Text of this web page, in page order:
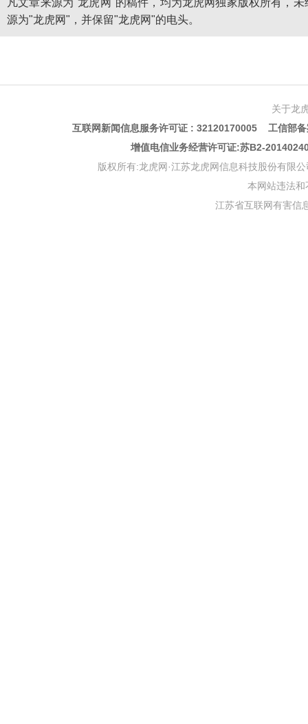
凡文章来源为"龙虎网"的稿件，均为龙虎网独家版权所有，
源为"龙虎网"，并保留"龙虎网"的电头。
关于龙
互联网新闻信息服务许可证 : 32120170005 工信部
增值电信业务经营许可证:苏B2-
版权所有:龙虎网·江苏龙虎网信息科技股份有限
本网站违法
江苏省互联网有害